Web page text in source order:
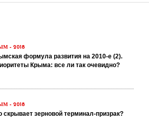
– 2018
формула развития на 2010-е (2).
Крыма: все ли так очевидно?
– 2018
скрывает зерновой терминал-призрак?